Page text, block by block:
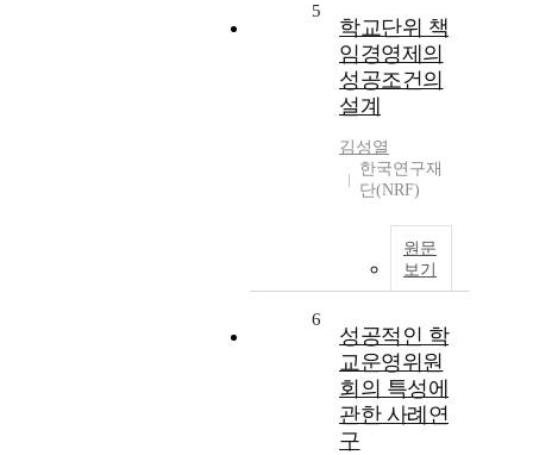
5
학교단위 책
임경영제의
성공조건의
설계
김성열
한국연구재
단(NRF)
원문
보기
6
성공적인 학
교운영위원
회의 특성에
관한 사례연
구